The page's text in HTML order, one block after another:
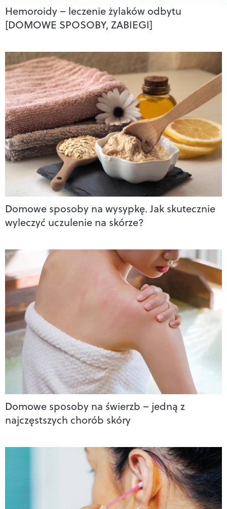
Hemoroidy – leczenie żylaków odbytu
[DOMOWE SPOSOBY, ZABIEGI]
Domowe sposoby na wysypkę. Jak skutecznie
wyleczyć uczulenie na skórze?
Domowe sposoby na świerzb – jedną z
najczęstszych chorób skóry